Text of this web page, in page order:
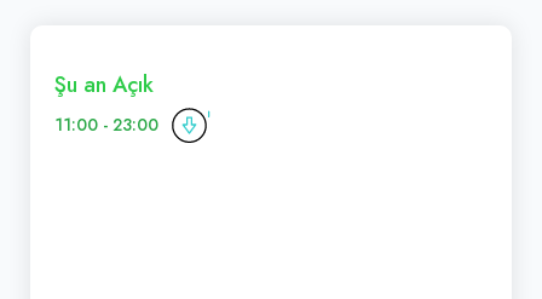
Şu an Açık
11:00 - 23:00